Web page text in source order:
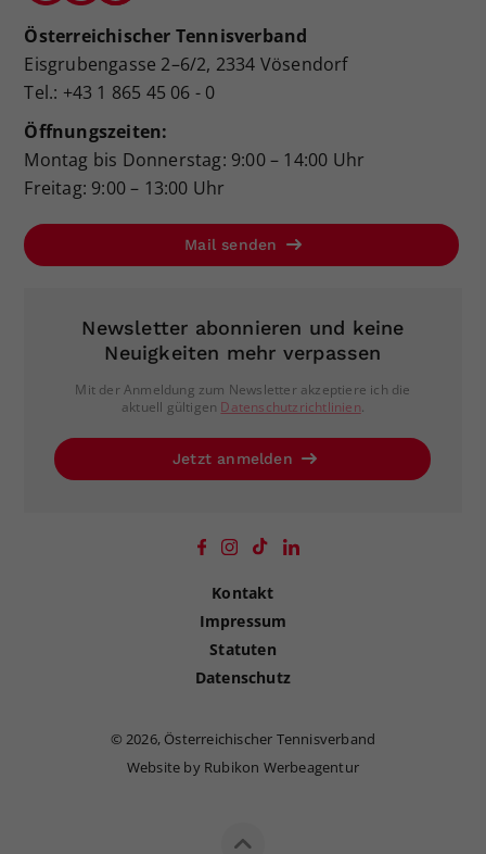
Österreichischer Tennisverband
Eisgrubengasse 2–6/2, 2334 Vösendorf
Tel.: +43 1 865 45 06 - 0
Öffnungszeiten:
Montag bis Donnerstag: 9:00 – 14:00 Uhr
Freitag: 9:00 – 13:00 Uhr
Mail senden
Newsletter abonnieren und keine
Neuigkeiten mehr verpassen
Mit der Anmeldung zum Newsletter akzeptiere ich die
aktuell gültigen Datenschutzrichtlinien.
Jetzt anmelden
Kontakt
Impressum
Statuten
Datenschutz
© 2026, Österreichischer Tennisverband
Website by Rubikon Werbeagentur